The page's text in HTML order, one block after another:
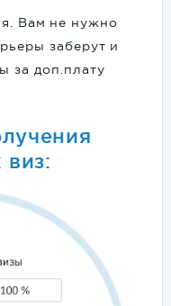
Вам не нужно
заберут и
за доп.плату
виз: